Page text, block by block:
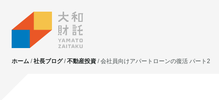
大和財託独自の
ホーム 社長ブログ 不動産投資 会社員向けアパートローンの復活 パート2